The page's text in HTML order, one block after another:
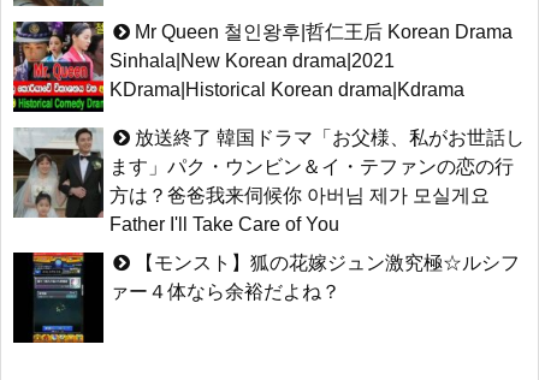
Mr Queen 철인왕후|哲仁王后 Korean Drama
Sinhala|New Korean drama|2021
KDrama|Historical Korean drama|Kdrama
放送終了 韓国ドラマ「お父様、私がお世話し
ます」パク・ウンビン＆イ・テファンの恋の行
方は？爸爸我来伺候你 아버님 제가 모실게요
Father I'll Take Care of You
【モンスト】狐の花嫁ジュン激究極☆ルシフ
ァー４体なら余裕だよね？